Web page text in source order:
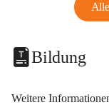
Bildung
Weitere